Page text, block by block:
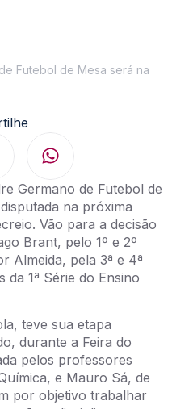
Futebol de Mesa será na
Germano de Futebol de
na próxima
Vão para a decisão
Brant, pelo 1º e 2º
Almeida, pela 3ª e 4ª
1ª Série do Ensino
teve sua etapa
durante a Feira do
pelos professores
e Mauro Sá, de
por objetivo trabalhar